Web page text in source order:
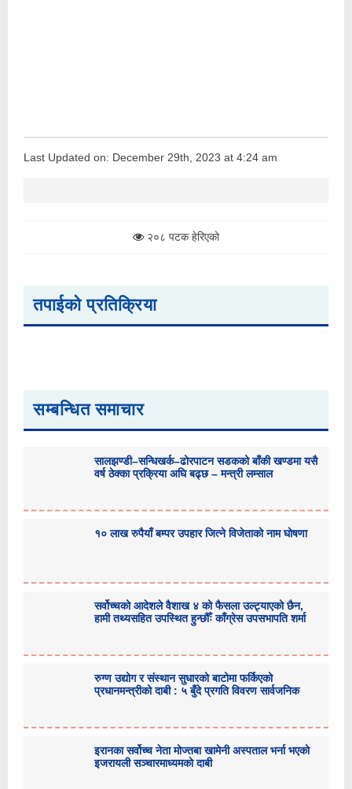
Last Updated on: December 29th, 2023 at 4:24 am
२०८ पटक हेरिएको
तपाईको प्रतिक्रिया
सम्बन्धित समाचार
सालझण्डी–सन्धिखर्क–ढोरपाटन सडकको बाँकी खण्डमा यसै
वर्ष ठेक्का प्रक्रिया अघि बढ्छ – मन्त्री लम्साल
१० लाख रुपैयाँ बम्पर उपहार जित्ने विजेताको नाम घोषणा
सर्वोच्चको आदेशले वैशाख ४ को फैसला उल्ट्याएको छैन,
हामी तथ्यसहित उपस्थित हुन्छौँः काँग्रेस उपसभापति शर्मा
रुग्ण उद्योग र संस्थान सुधारको बाटोमा फर्किएको
प्रधानमन्त्रीको दाबी : ५ बुँदे प्रगति विवरण सार्वजनिक
इरानका सर्वोच्च नेता मोज्तबा खामेनी अस्पताल भर्ना भएको
इजरायली सञ्चारमाध्यमको दाबी